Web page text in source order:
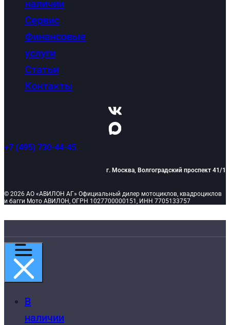
наличии
Сервис
Финансовые
услуги
Статьи
Контакты
+7 (495) 730-44-45
г. Москва, Волгоградский проспект 41/1
© 2026 АО «АВИЛОН АГ» Официальный дилер мотоциклов, квадроциклов
и багги Мото АВИЛОН, ОГРН 1027700000151, ИНН 7705133757
В
наличии